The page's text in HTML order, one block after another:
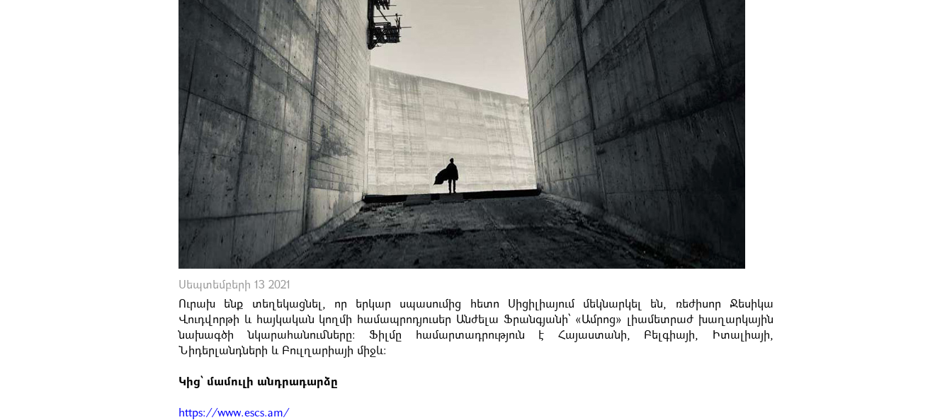
Սեպտեմբերի 13 2021
Ուրախ ենք տեղեկացնել, որ երկար սպասումից հետո Սիցիլիայում մեկնարկել են, ռեժիսոր Ջեսիկա
Վուդվորթի և հայկական կողմի համապրոդյուսեր Անժելա Ֆրանգյանի՝ «Ամրոց» լիամետրաժ խաղարկային
նախագծի նկարահանումները։ Ֆիլմը համարտադրություն է Հայաստանի, Բելգիայի, Իտալիայի,
Նիդերլանդների և Բուլղարիայի միջև։
Կից՝ մամուլի անդրադարձը
https://www.escs.am/